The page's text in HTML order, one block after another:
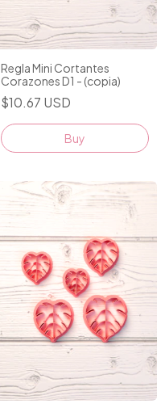
Regla Mini Cortantes
Corazones D1 - (copia)
$10.67 USD